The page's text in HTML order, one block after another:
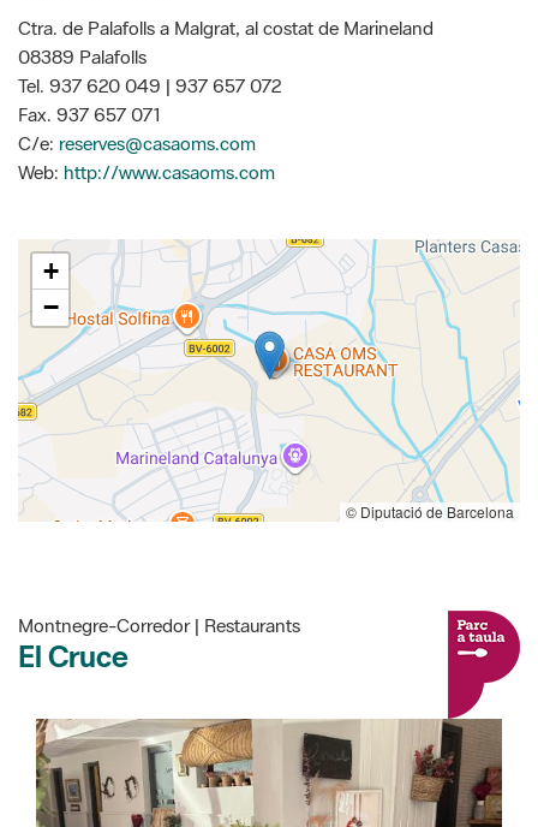
Ctra. de Palafolls a Malgrat, al costat de Marineland
08389 Palafolls
Tel. 937 620 049 | 937 657 072
Fax. 937 657 071
C/e: reserves@casaoms.com
Web: http://www.casaoms.com
+
−
© Diputació de Barcelona
Montnegre-Corredor | Restaurants
El Cruce